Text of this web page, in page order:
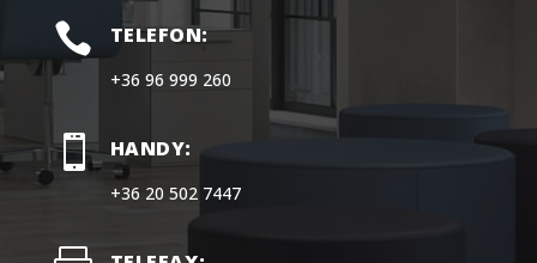
 TELEFON:
+36 96 999 260
 HANDY:
+36 20 502 7447